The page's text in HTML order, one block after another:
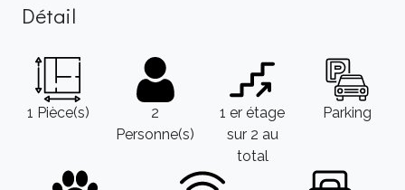
Détail
1 Pièce(s)
2
Personne(s)
1 er étage
sur 2 au
total
Parking